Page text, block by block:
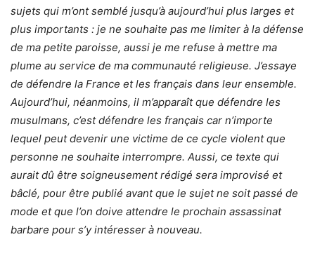
sujets qui m’ont semblé jusqu’à aujourd’hui plus larges et
plus importants : je ne souhaite pas me limiter à la défense
de ma petite paroisse, aussi je me refuse à mettre ma
plume au service de ma communauté religieuse. J’essaye
de défendre la France et les français dans leur ensemble.
Aujourd’hui, néanmoins, il m’apparaît que défendre les
musulmans, c’est défendre les français car n’importe
lequel peut devenir une victime de ce cycle violent que
personne ne souhaite interrompre. Aussi, ce texte qui
aurait dû être soigneusement rédigé sera improvisé et
bâclé, pour être publié avant que le sujet ne soit passé de
mode et que l’on doive attendre le prochain assassinat
barbare pour s’y intéresser à nouveau.